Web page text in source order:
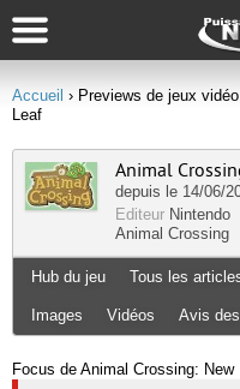
Accueil › Previews de jeux vidéo
Leaf
Animal
depuis le 14/06/
Editeur Nintendo
Animal Crossing
Hub du jeu Tous les
Images Vidéos Avis
Focus de Animal Crossing: New